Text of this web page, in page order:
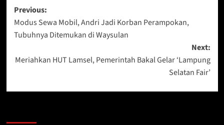
Post
navigation
Previous:
Modus Sewa Mobil, Andri Jadi Korban Perampokan,
Tubuhnya Ditemukan di Waysulan
Next:
Meriahkan HUT Lamsel, Pemerintah Bakal Gelar ‘Lampung
Selatan Fair’